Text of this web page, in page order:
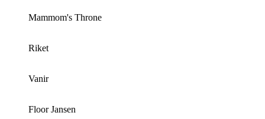
Mammom's Throne
Riket
Vanir
Floor Jansen